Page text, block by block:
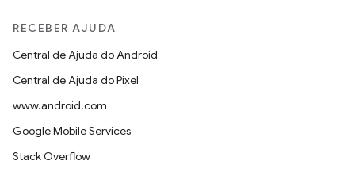
RECEBER AJUDA
Central de Ajuda do Android
Central de Ajuda do Pixel
www.android.com
Google Mobile Services
Stack Overflow